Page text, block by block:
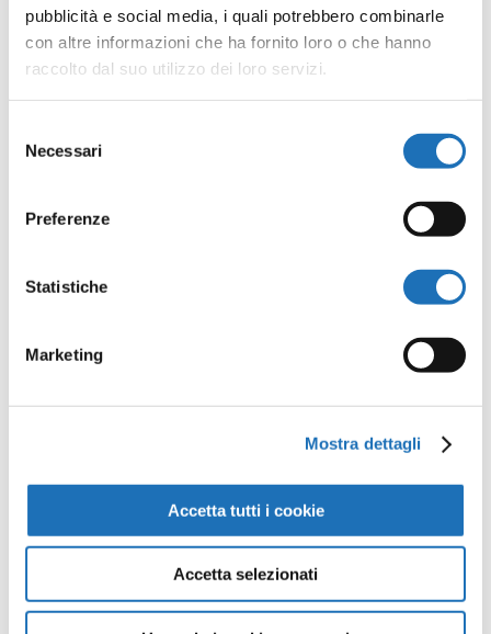
pubblicità e social media, i quali potrebbero combinarle
con altre informazioni che ha fornito loro o che hanno
raccolto dal suo utilizzo dei loro servizi.
delNecessari
Preferenze
Statistiche
Marketing
Mostra dettagli
Accetta tutti i cookie
Accetta selezionati
Invia commento
Il tuo indirizzo email non sarà
sono contrassegnati